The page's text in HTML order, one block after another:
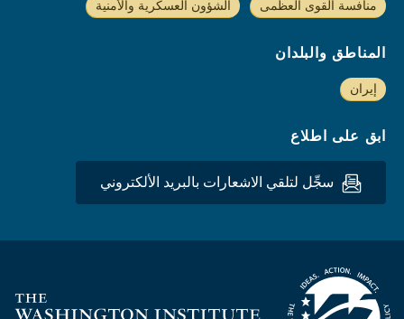
منافسة القوى العظمى الشؤون العسكرية والأمنية
المناطق والبلدان
إيران
ابق على اطلاع
سجِّل لتلقي الاشعارات بالبريد الألكتروني